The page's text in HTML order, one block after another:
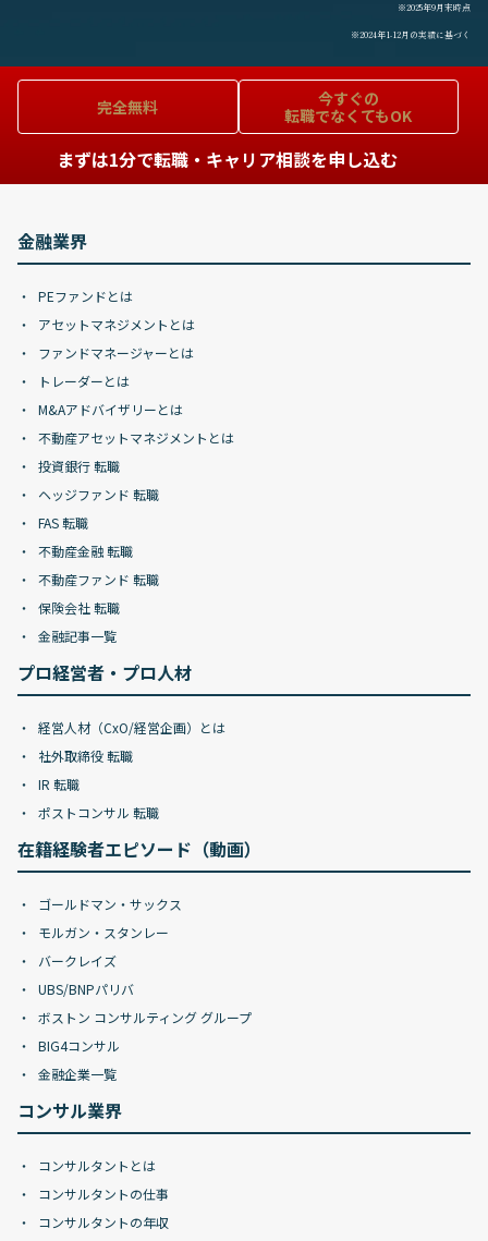
※2025年9月末時点
※2024年1-12月の実績に基づく
完全無料
今すぐの
転職でなくてもOK
まずは1分で転職・キャリア相談を申し込む
金融業界
PEファンドとは
アセットマネジメントとは
ファンドマネージャーとは
トレーダーとは
M&Aアドバイザリーとは
不動産アセットマネジメントとは
投資銀行 転職
ヘッジファンド 転職
FAS 転職
不動産金融 転職
不動産ファンド 転職
保険会社 転職
金融記事一覧
プロ経営者・プロ人材
経営人材（CxO/経営企画）とは
社外取締役 転職
IR 転職
ポストコンサル 転職
在籍経験者エピソード（動画）
ゴールドマン・サックス
モルガン・スタンレー
バークレイズ
UBS/BNPパリバ
ボストン コンサルティング グループ
BIG4コンサル
金融企業一覧
コンサル業界
コンサルタントとは
コンサルタントの仕事
コンサルタントの年収